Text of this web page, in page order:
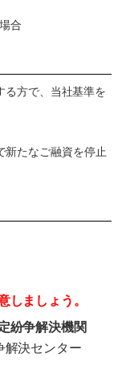
合
る方で、当社基準を
新たなご融資を停止
しましょう。
紛争解決機関
解決センター